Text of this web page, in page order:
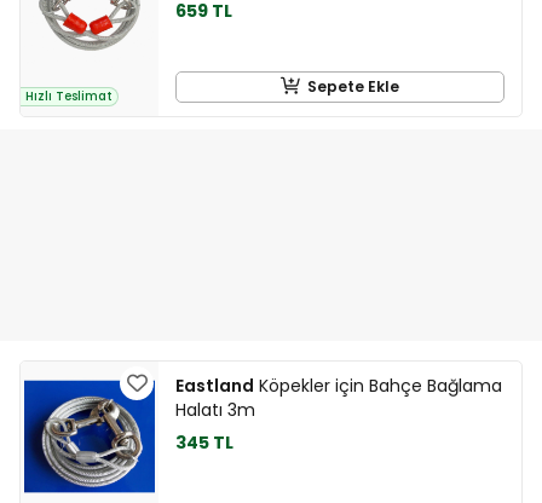
Hızlı Teslimat
659 TL
Sepete Ekle
Eastland Köpekler için Bahçe Bağlama
Halatı 3m
345 TL